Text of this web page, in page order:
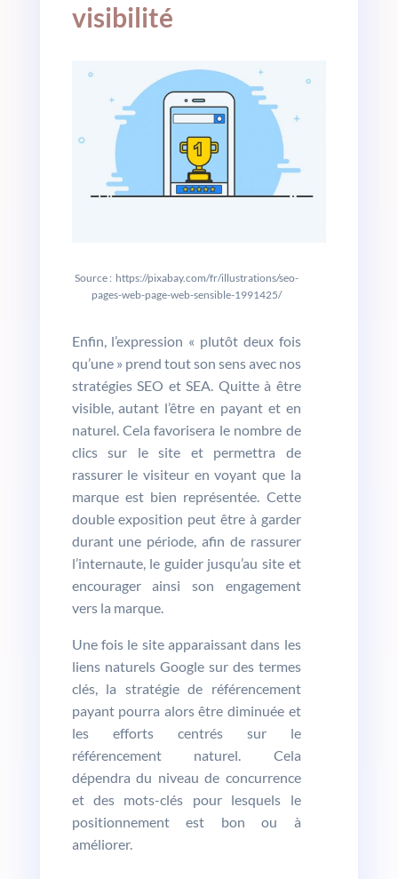
visibilité
Source : https://pixabay.com/fr/illustrations/seo-
pages-web-page-web-sensible-1991425/
Enfin, l’expression « plutôt deux fois
qu’une » prend tout son sens avec nos
stratégies SEO et SEA. Quitte à être
visible, autant l’être en payant et en
naturel. Cela favorisera le nombre de
clics sur le site et permettra de
rassurer le visiteur en voyant que la
marque est bien représentée. Cette
double exposition peut être à garder
durant une période, afin de rassurer
l’internaute, le guider jusqu’au site et
encourager ainsi son engagement
vers la marque.
Une fois le site apparaissant dans les
liens naturels Google sur des termes
clés, la stratégie de référencement
payant pourra alors être diminuée et
les efforts centrés sur le
référencement naturel. Cela
dépendra du niveau de concurrence
et des mots-clés pour lesquels le
positionnement est bon ou à
améliorer.